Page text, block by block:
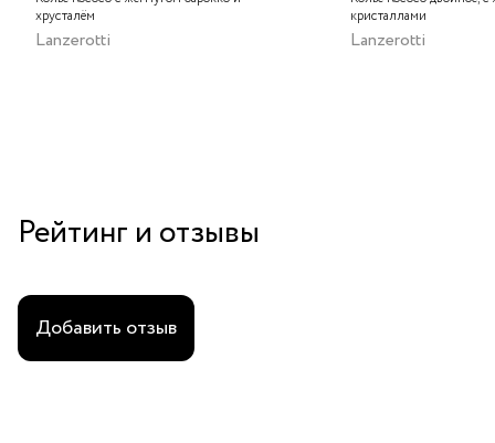
хрусталём
Lanzerotti
кристаллами
Lanzerotti
Рейтинг и отзывы
Добавить отзыв